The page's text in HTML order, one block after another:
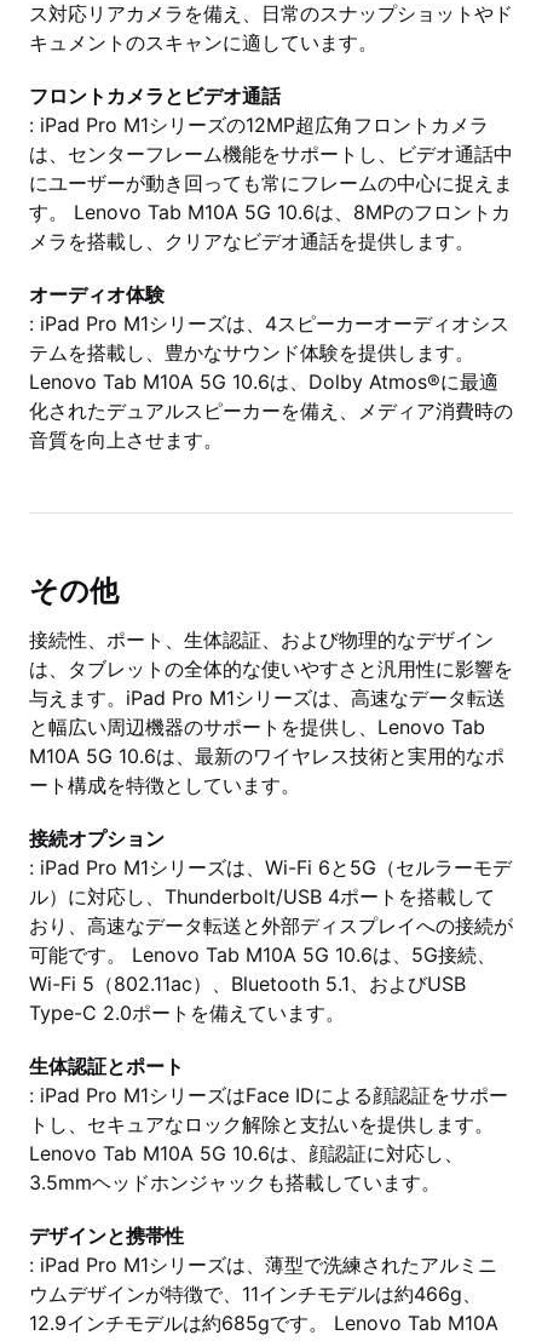
ス対応リアカメラを備え、日常のスナップショットやド
キュメントのスキャンに適しています。
フロントカメラとビデオ通話
: iPad Pro M1シリーズの12MP超広角フロントカメラ
は、センターフレーム機能をサポートし、ビデオ通話中
にユーザーが動き回っても常にフレームの中心に捉えま
す。 Lenovo Tab M10A 5G 10.6は、8MPのフロントカ
メラを搭載し、クリアなビデオ通話を提供します。
オーディオ体験
: iPad Pro M1シリーズは、4スピーカーオーディオシス
テムを搭載し、豊かなサウンド体験を提供します。
Lenovo Tab M10A 5G 10.6は、Dolby Atmos®に最適
化されたデュアルスピーカーを備え、メディア消費時の
音質を向上させます。
その他
接続性、ポート、生体認証、および物理的なデザイン
は、タブレットの全体的な使いやすさと汎用性に影響を
与えます。iPad Pro M1シリーズは、高速なデータ転送
と幅広い周辺機器のサポートを提供し、Lenovo Tab
M10A 5G 10.6は、最新のワイヤレス技術と実用的なポ
ート構成を特徴としています。
接続オプション
: iPad Pro M1シリーズは、Wi-Fi 6と5G（セルラーモデ
ル）に対応し、Thunderbolt/USB 4ポートを搭載して
おり、高速なデータ転送と外部ディスプレイへの接続が
可能です。 Lenovo Tab M10A 5G 10.6は、5G接続、
Wi-Fi 5（802.11ac）、Bluetooth 5.1、およびUSB
Type-C 2.0ポートを備えています。
生体認証とポート
: iPad Pro M1シリーズはFace IDによる顔認証をサポー
トし、セキュアなロック解除と支払いを提供します。
Lenovo Tab M10A 5G 10.6は、顔認証に対応し、
3.5mmヘッドホンジャックも搭載しています。
デザインと携帯性
: iPad Pro M1シリーズは、薄型で洗練されたアルミニ
ウムデザインが特徴で、11インチモデルは約466g、
12.9インチモデルは約685gです。 Lenovo Tab M10A